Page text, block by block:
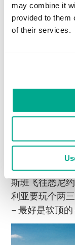
may combine it
provided to them
of their services.
#游记
2013年 JUN月 4日
悉尼
2013年6月4日
是的，我还在
样快乐着。我
亚内陆大沙漠
了布里斯班、
斯班飞往悉尼
利亚要玩个两
– 最好是软顶的